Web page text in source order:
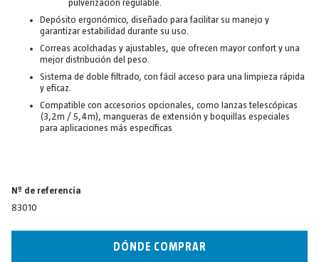
pulverización regulable.
Depósito ergonómico, diseñado para facilitar su manejo y
garantizar estabilidad durante su uso.
Correas acolchadas y ajustables, que ofrecen mayor confort y una
mejor distribución del peso.
Sistema de doble filtrado, con fácil acceso para una limpieza rápida
y eficaz.
Compatible con accesorios opcionales, como lanzas telescópicas
(3,2m / 5,4m), mangueras de extensión y boquillas especiales
para aplicaciones más específicas
Nº de referencia
83010
DÓNDE COMPRAR